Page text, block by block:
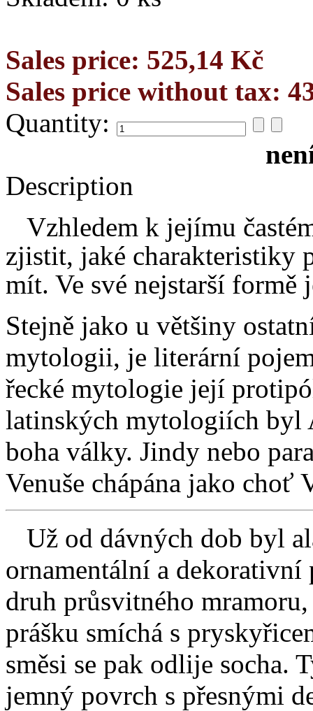
Sales price: 525,14 Kč
Sales price without tax:
Quantity:
Description
Vzhledem k jejímu
zjistit, jaké charakteristiky
mít. Ve své nejstarší formě
Stejně jako u většiny
mytologii, je literární
řecké mytologie její
latinských mytologiích byl
boha války. Jindy nebo
Venuše chápána jako choť
Už od dávných dob byl
ornamentální a dekorativní
druh průsvitného
prášku smíchá s
směsi se pak odlije socha.
jemný povrch s přesnými